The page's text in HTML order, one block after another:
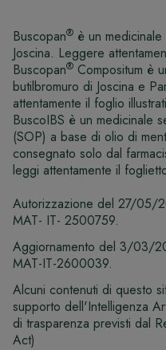
Buscopan® è un
Joscina. Leggere
Buscopan® Compositum è
butilbromuro di Joscina e
attentamente il foglio
BuscoIBS è un medicinale
(SOP) a base di olio di
consegnato solo dal
leggi attentamente il
Autorizzazione del 27/05/
MAT- IT- 2500759.
Aggiornamento del 3/03/
MAT-IT-2600039.
Alcuni contenuti di questo
supporto dell'Intelligenza
di trasparenza previsti dal
Act)